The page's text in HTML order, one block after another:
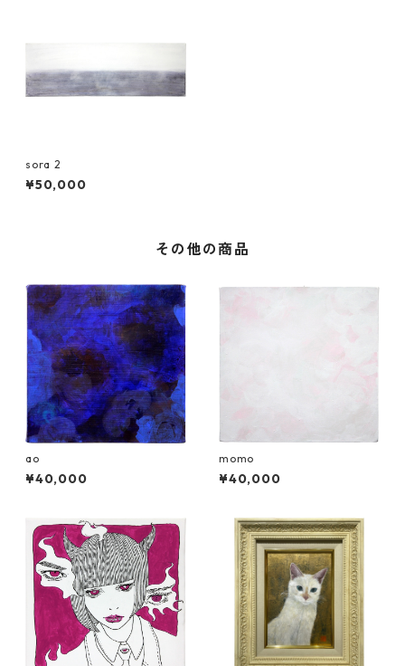
sora 2
¥50,000
その他の商品
ao
¥40,000
momo
¥40,000